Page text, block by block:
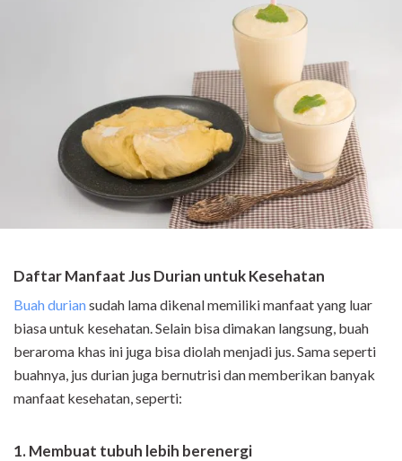
Daftar Manfaat Jus Durian untuk Kesehatan
Buah duriansudah lama dikenal memiliki manfaat yang luar
biasa untuk kesehatan. Selain bisa dimakan langsung, buah
beraroma khas ini juga bisa diolah menjadi jus. Sama seperti
buahnya, jus durian juga bernutrisi dan memberikan banyak
manfaat kesehatan, seperti:
1. Membuat tubuh lebih berenergi